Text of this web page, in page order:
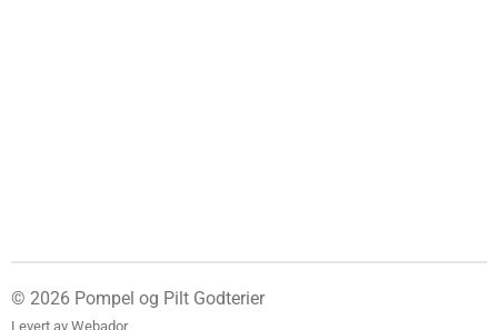
© 2026 Pompel og Pilt Godterier
Levert av Webador